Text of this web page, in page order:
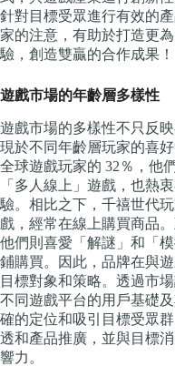
針對目標受眾進行有效的
家的注意，有助於打造更
驗，創造雙贏的合作成果！
遊戲市場的年齡層多樣性
遊戲市場的多樣性不只反
現於不同年齡層玩家的喜
全球遊戲玩家的 32％，他
「多人線上」遊戲，也熱
驗。相比之下，千禧世代
戲，經常在線上購買商品
他們則喜愛「解謎」和「
鋪購買。因此，品牌在與
目標對象和策略。透過市
不同遊戲平台的用戶基礎
確的定位和吸引目標受眾
透和產品推廣，並與目標
響力。